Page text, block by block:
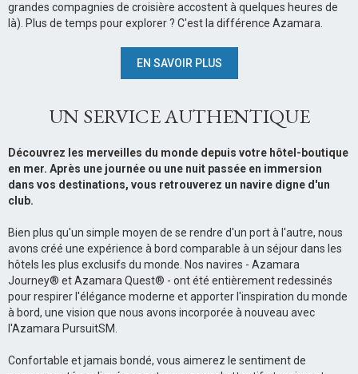
grandes compagnies de croisière accostent à quelques heures de
là). Plus de temps pour explorer ? C'est la différence Azamara.
EN SAVOIR PLUS
UN SERVICE AUTHENTIQUE
Découvrez les merveilles du monde depuis votre hôtel-boutique
en mer. Après une journée ou une nuit passée en immersion
dans vos destinations, vous retrouverez un navire digne d'un
club.
Bien plus qu'un simple moyen de se rendre d'un port à l'autre, nous
avons créé une expérience à bord comparable à un séjour dans les
hôtels les plus exclusifs du monde. Nos navires - Azamara
Journey® et Azamara Quest® - ont été entièrement redessinés
pour respirer l'élégance moderne et apporter l'inspiration du monde
à bord, une vision que nous avons incorporée à nouveau avec
l'Azamara PursuitSM.
Confortable et jamais bondé, vous aimerez le sentiment de